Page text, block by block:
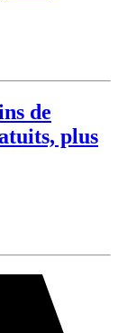
de
plus